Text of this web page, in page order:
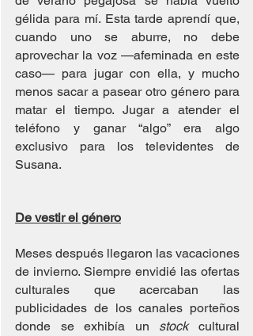
gélida para mí. Esta tarde aprendí que,
cuando uno se aburre, no debe
aprovechar la voz —afeminada en este
caso— para jugar con ella, y mucho
menos sacar a pasear otro género para
matar el tiempo. Jugar a atender el
teléfono y ganar “algo” era algo
exclusivo para los televidentes de
Susana.
De vestir el género
Meses después llegaron las vacaciones
de invierno. Siempre envidié las ofertas
culturales que acercaban las
publicidades de los canales porteños
donde se exhibía un stock cultural